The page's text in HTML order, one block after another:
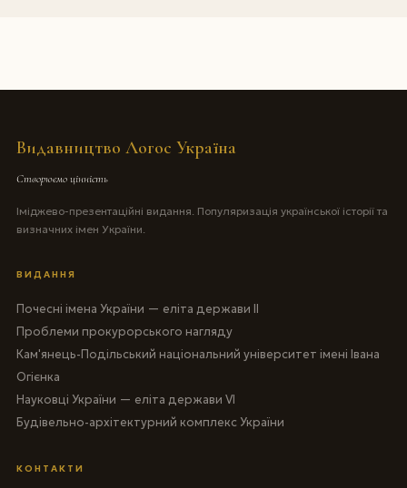
Видавництво Логос Україна
Створюємо цінність
Іміджево-презентаційні видання. Популяризація української історії та
визначних імен України.
ВИДАННЯ
Почесні імена України — еліта держави II
Проблеми прокурорського нагляду
Кам'янець-Подільський національний університет імені Івана
Огієнка
Науковці України — еліта держави VI
Будівельно-архітектурний комплекс України
КОНТАКТИ